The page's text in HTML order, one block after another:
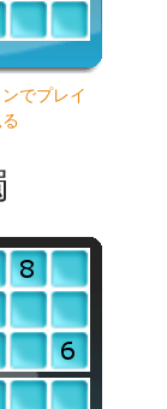
でプレイ